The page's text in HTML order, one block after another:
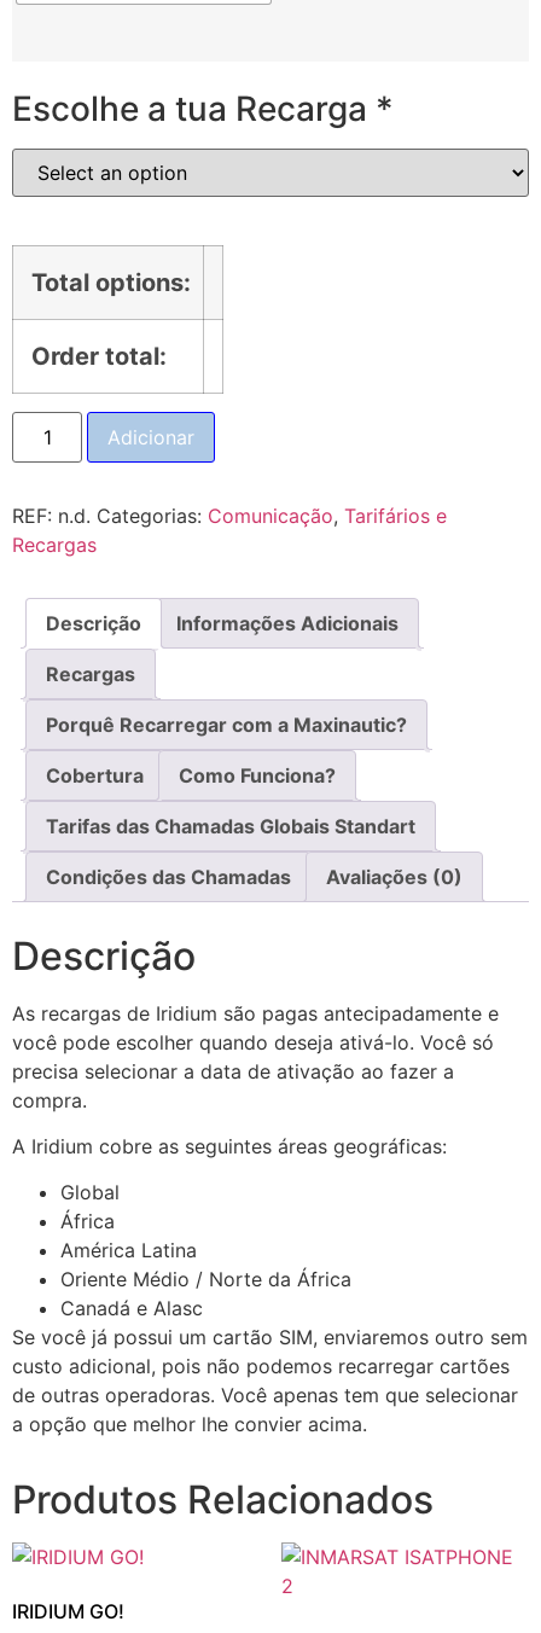
Escolhe a tua Recarga *
Total options:
Order total:
Adicionar
REF: n.d. Categorias: Comunicação, Tarifários e
Recargas
Descrição Informações Adicionais
Recargas
Porquê Recarregar com a Maxinautic?
Cobertura Como Funciona?
Tarifas das Chamadas Globais Standart
Condições das Chamadas Avaliações (0)
Descrição
As recargas de Iridium são pagas antecipadamente e
você pode escolher quando deseja ativá-lo. Você só
precisa selecionar a data de ativação ao fazer a
compra.
A Iridium cobre as seguintes áreas geográficas:
Global
África
América Latina
Oriente Médio / Norte da África
Canadá e Alasc
Se você já possui um cartão SIM, enviaremos outro sem
custo adicional, pois não podemos recarregar cartões
de outras operadoras. Você apenas tem que selecionar
a opção que melhor lhe convier acima.
Produtos Relacionados
IRIDIUM GO!